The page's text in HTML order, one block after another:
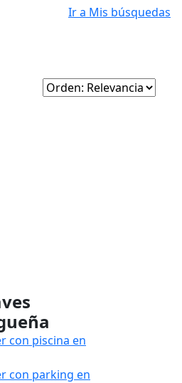
Ir a Mis búsquedas
con piscina en
con parking en